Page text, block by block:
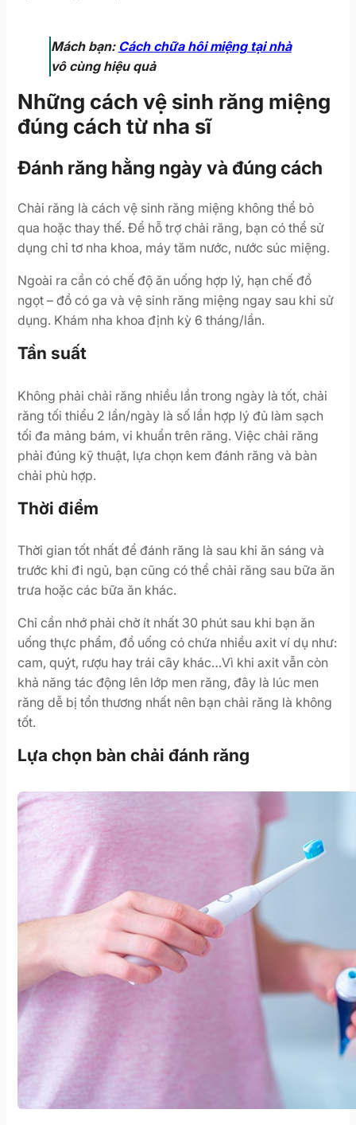
Mách bạn: Cách chữa hôi miệng tại nhà
vô cùng hiệu quả
Những cách vệ sinh răng miệng
đúng cách từ nha sĩ
Đánh răng hằng ngày và đúng cách
Chải răng là cách vệ sinh răng miệng không thể bỏ
qua hoặc thay thế. Để hỗ trợ chải răng, bạn có thể sử
dụng chỉ tơ nha khoa, máy tăm nước, nước súc miệng.
Ngoài ra cần có chế độ ăn uống hợp lý, hạn chế đồ
ngọt – đồ có ga và vệ sinh răng miệng ngay sau khi sử
dụng. Khám nha khoa định kỳ 6 tháng/lần.
Tần suất
Không phải chải răng nhiều lần trong ngày là tốt, chải
răng tối thiểu 2 lần/ngày là số lần hợp lý đủ làm sạch
tối đa mảng bám, vi khuẩn trên răng. Việc chải răng
phải đúng kỹ thuật, lựa chọn kem đánh răng và bàn
chải phù hợp.
Thời điểm
Thời gian tốt nhất để đánh răng là sau khi ăn sáng và
trước khi đi ngủ, bạn cũng có thể chải răng sau bữa ăn
trưa hoặc các bữa ăn khác.
Chỉ cần nhớ phải chờ ít nhất 30 phút sau khi bạn ăn
uống thực phẩm, đồ uống có chứa nhiều axit ví dụ như:
cam, quýt, rượu hay trái cây khác…Vì khi axit vẫn còn
khả năng tác động lên lớp men răng, đây là lúc men
răng dễ bị tổn thương nhất nên bạn chải răng là không
tốt.
Lựa chọn bàn chải đánh răng